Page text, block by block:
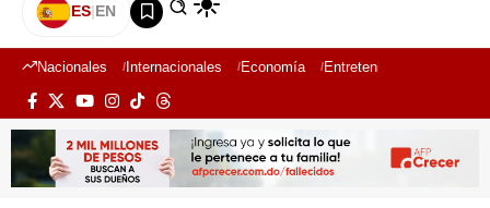
ES|EN
Nacionales Internacionales Economía Entretenimiento